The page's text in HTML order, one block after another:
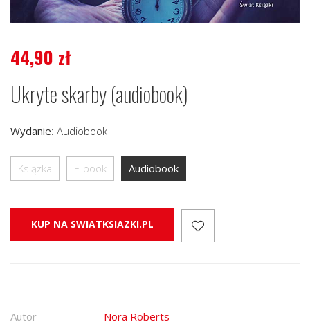
44,90 zł
Ukryte skarby (audiobook)
Wydanie: Audiobook
Książka E-book Audiobook
KUP NA SWIATKSIAZKI.PL
Autor Nora Roberts